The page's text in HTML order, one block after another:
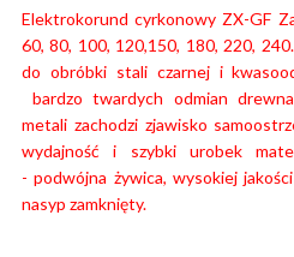
Elektrokorund cyrkonowy ZX-GF
60, 80, 100, 120,150, 180, 220,
do obróbki stali czarnej i
bardzo twardych odmian
metali zachodzi zjawisko
wydajność i szybki urobek
- podwójna żywica, wysokiej
nasyp zamknięty.